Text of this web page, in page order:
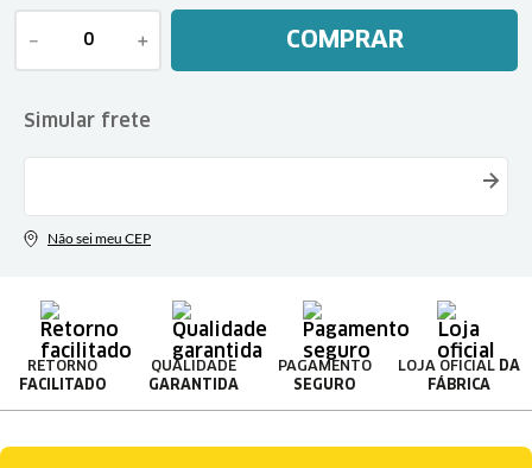
＋
－ COMPRAR
RETORNO
FACILITADO
QUALIDADE
GARANTIDA
PAGAMENTO
SEGURO
LOJA OFICIAL DA
FÁBRICA